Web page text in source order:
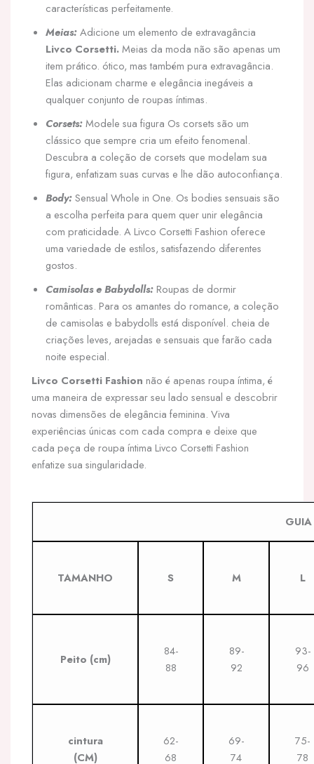
características perfeitamente.
Meias:Adicione um elemento de extravagância
Livco Corsetti.Meias da moda não são apenas um
item prático. ótico, mas também pura extravagância.
Elas adicionam charme e elegância inegáveis a
qualquer conjunto de roupas íntimas.
Corsets:Modele sua figura Os corsets são um
clássico que sempre cria um efeito fenomenal.
Descubra a coleção de corsets que modelam sua
figura, enfatizam suas curvas e lhe dão autoconfiança.
Body:Sensual Whole in One. Os bodies sensuais são
a escolha perfeita para quem quer unir elegância
com praticidade. A Livco Corsetti Fashion oferece
uma variedade de estilos, satisfazendo diferentes
gostos.
Camisolas e Babydolls: Roupas de dormir
românticas. Para os amantes do romance, a coleção
de camisolas e babydolls está disponível. cheia de
criações leves, arejadas e sensuais que farão cada
noite especial.
Livco Corsetti Fashion não é apenas roupa íntima, é
uma maneira de expressar seu lado sensual e descobrir
novas dimensões de elegância feminina. Viva
experiências únicas com cada compra e deixe que
cada peça de roupa íntima Livco Corsetti Fashion
enfatize sua singularidade.
TAMANHO S M L
Peito (cm)
84-
88
89-
92
93-
96
cintura
(CM)
62-
68
69-
74
75-
78